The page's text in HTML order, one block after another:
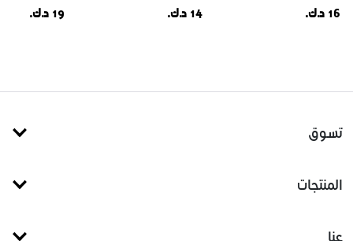
16 د.ك. 14 د.ك. 19 د.ك.
تسوق
المنتجات
عنا